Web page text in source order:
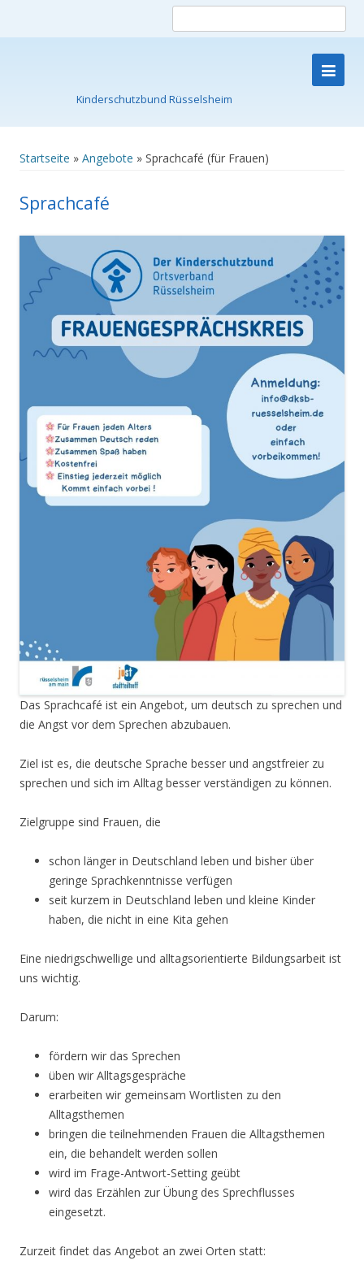
Kinderschutzbund Rüsselsheim
Skip
content
Startseite » Angebote » Sprachcafé (für Frauen)
Sprachcafé
Das Sprachcafé ist ein Angebot, um deutsch zu sprechen und
die Angst vor dem Sprechen abzubauen.
Ziel ist es, die deutsche Sprache besser und angstfreier zu
sprechen und sich im Alltag besser verständigen zu können.
Zielgruppe sind Frauen, die
schon länger in Deutschland leben und bisher über
geringe Sprachkenntnisse verfügen
seit kurzem in Deutschland leben und kleine Kinder
haben, die nicht in eine Kita gehen
Eine niedrigschwellige und alltagsorientierte Bildungsarbeit ist
uns wichtig.
Darum:
fördern wir das Sprechen
üben wir Alltagsgespräche
erarbeiten wir gemeinsam Wortlisten zu den
Alltagsthemen
bringen die teilnehmenden Frauen die Alltagsthemen
ein, die behandelt werden sollen
wird im Frage-Antwort-Setting geübt
wird das Erzählen zur Übung des Sprechflusses
eingesetzt.
Zurzeit findet das Angebot an zwei Orten statt: